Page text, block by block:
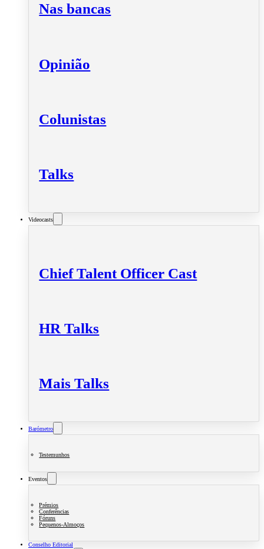
Nas bancas
Opinião
Colunistas
Talks
Videocasts
Chief Talent Officer Cast
HR Talks
Mais Talks
Barómetro
Testemunhos
Eventos
Prémios
Conferências
Fóruns
Pequenos-Almoços
Conselho Editorial